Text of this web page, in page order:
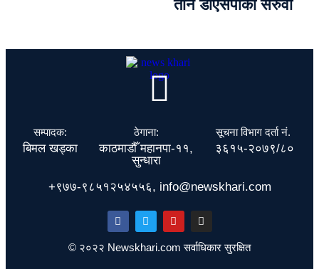
तीन डीएसपीको सरुवा
सम्पादक:
बिमल खड्का
ठेगाना:
काठमाडौँ महानपा-११,
सुन्धारा
सूचना विभाग दर्ता नं.
३६१५-२०७९/८०
+९७७-९८५१२५४५५६, info@newskhari.com
© २०२२ Newskhari.com सर्वाधिकार सुरक्षित